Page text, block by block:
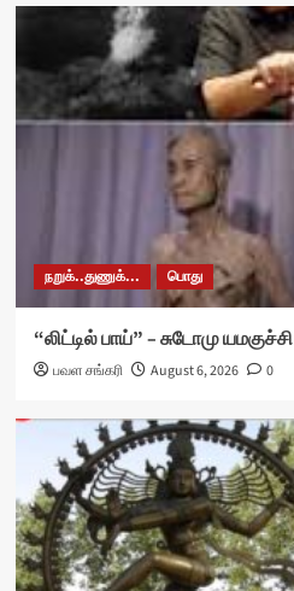
நறுக்..துணுக்... பொது
“லிட்டில் பாய்” – சுடோமு யமகுச்சி
பவள சங்கரி August 6, 2026 0